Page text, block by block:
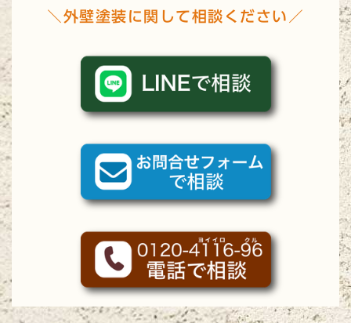
＼外壁塗装に関して相談ください／